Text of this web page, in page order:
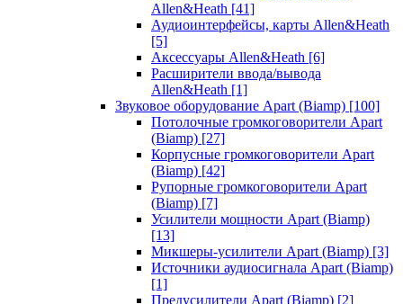
Allen&Heath [41]
Аудиоинтерфейсы, карты Allen&Heath
[5]
Аксессуары Allen&Heath [6]
Расширители ввода/вывода
Allen&Heath [1]
Звуковое оборудование Apart (Biamp) [100]
Потолочные громкоговорители Apart
(Biamp) [27]
Корпусные громкоговорители Apart
(Biamp) [42]
Рупорные громкоговорители Apart
(Biamp) [7]
Усилители мощности Apart (Biamp)
[13]
Микшеры-усилители Apart (Biamp) [3]
Источники аудиосигнала Apart (Biamp)
[1]
Предусилители Apart (Biamp) [2]